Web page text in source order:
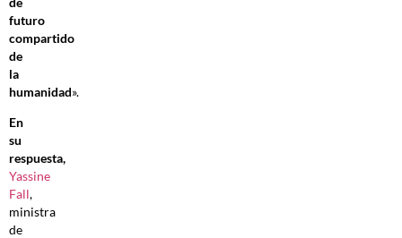
futuro
compartido
de
la
humanidad».
En
su
respuesta,
Yassine
Fall,
ministra
de